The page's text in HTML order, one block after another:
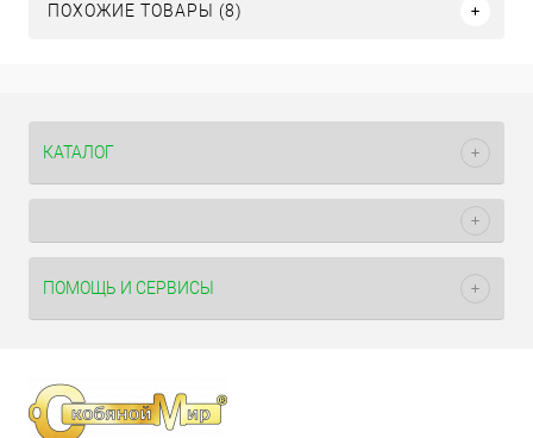
ПОХОЖИЕ ТОВАРЫ (8)
КАТАЛОГ
ПОМОЩЬ И СЕРВИСЫ